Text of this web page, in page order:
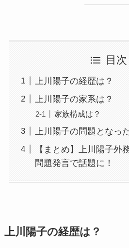
目次
上川陽子の経歴は？
上川陽子の家系は？
家族構成は？
上川陽子の問題となっ
【まとめ】上川陽子外
問題発言で話題に！
上川陽子の経歴は？